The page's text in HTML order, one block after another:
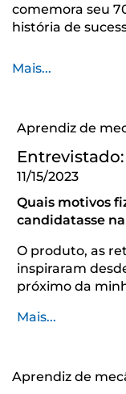
comemora seu
história de
Mais...
Aprendiz de
11/15/2023
Quais motivos
candidatasse na
O produto, as
inspiraram
próximo da
Mais...
Aprendiz de